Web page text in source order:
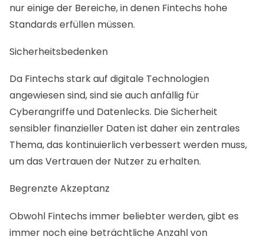
nur einige der Bereiche, in denen Fintechs hohe
Standards erfüllen müssen.
Sicherheitsbedenken
Da Fintechs stark auf digitale Technologien
angewiesen sind, sind sie auch anfällig für
Cyberangriffe und Datenlecks. Die Sicherheit
sensibler finanzieller Daten ist daher ein zentrales
Thema, das kontinuierlich verbessert werden muss,
um das Vertrauen der Nutzer zu erhalten.
Begrenzte Akzeptanz
Obwohl Fintechs immer beliebter werden, gibt es
immer noch eine beträchtliche Anzahl von